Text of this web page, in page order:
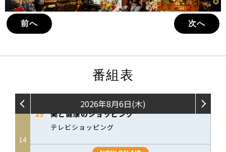
前へ 次へ
番組表